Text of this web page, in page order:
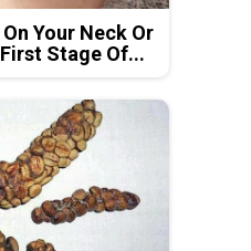
Your Neck Or
Stage Of...